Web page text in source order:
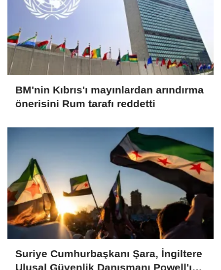
BM'nin Kıbrıs'ı mayınlardan arındırma
önerisini Rum tarafı reddetti
Suriye Cumhurbaşkanı Şara, İngiltere
Ulusal Güvenlik Danışmanı Powell'ı